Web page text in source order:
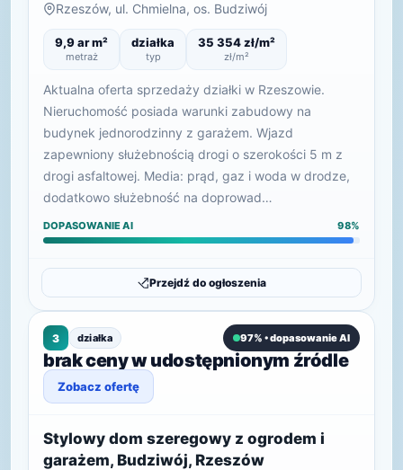
Rzeszów, ul. Chmielna, os. Budziwój
9,9 ar m²
metraż
działka
typ
35 354 zł/m²
zł/m²
Aktualna oferta sprzedaży działki w Rzeszowie.
Nieruchomość posiada warunki zabudowy na
budynek jednorodzinny z garażem. Wjazd
zapewniony służebnością drogi o szerokości 5 m z
drogi asfaltowej. Media: prąd, gaz i woda w drodze,
dodatkowo służebność na doprowad…
DOPASOWANIE AI 98%
Przejdź do ogłoszenia
3 działka 97% • dopasowanie AI
brak ceny w udostępnionym źródle
Zobacz ofertę
Stylowy dom szeregowy z ogrodem i
garażem, Budziwój, Rzeszów